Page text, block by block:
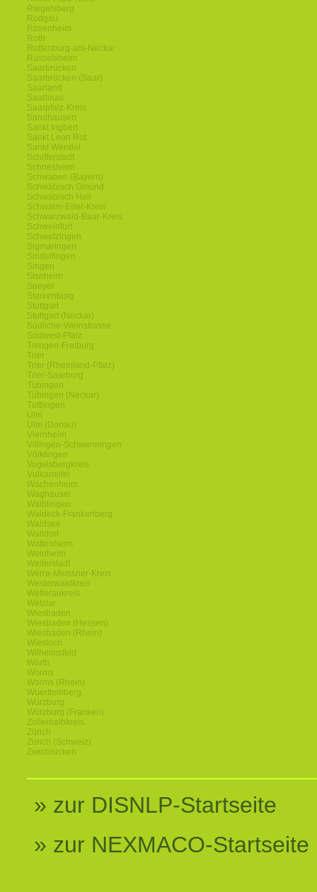
Riegelsberg
Rodgau
Rosenheim
Roth
Rottenburg-am-Neckar
Rüsselsheim
Saarbrücken
Saarbrücken (Saar)
Saarland
Saarlouis
Saarpfalz-Kreis
Sandhausen
Sankt Ingbert
Sankt Leon Rot
Sankt Wendel
Schifferstadt
Schriesheim
Schwaben (Bayern)
Schwäbisch Gmünd
Schwäbisch Hall
Schwalm-Eder-Kreis
Schwarzwald-Baar-Kreis
Schweinfurt
Schwetzingen
Sigmaringen
Sindelfingen
Singen
Sisnheim
Speyer
Starkenburg
Stuttgart
Stuttgart (Neckar)
Südliche-Weinstrasse
Südwest-Pfalz
Tiengen-Freiburg
Trier
Trier (Rheinland-Pfalz)
Trier-Saarburg
Tübingen
Tübingen (Neckar)
Tuttlingen
Ulm
Ulm (Donau)
Viernheim
Villingen-Schwenningen
Völklingen
Vogelsbergkreis
Vulkaneifel
Wachenheim
Waghäusel
Waiblingen
Waldeck-Frankenberg
Waldsee
Walldorf
Wattenheim
Weinheim
Weiterstadt
Werra-Meissner-Kreis
Westerwaldkreis
Wetteraukreis
Wetzlar
Wiesbaden
Wiesbaden (Hessen)
Wiesbaden (Rhein)
Wiesloch
Wilhelmsfeld
Wörth
Worms
Worms (Rhein)
Wuerttemberg
Würzburg
Würzburg (Franken)
Zollernalbkreis
Zürich
Zürich (Schweiz)
Zweibrücken
» zur DISNLP-Startseite
» zur NEXMACO-Startseite